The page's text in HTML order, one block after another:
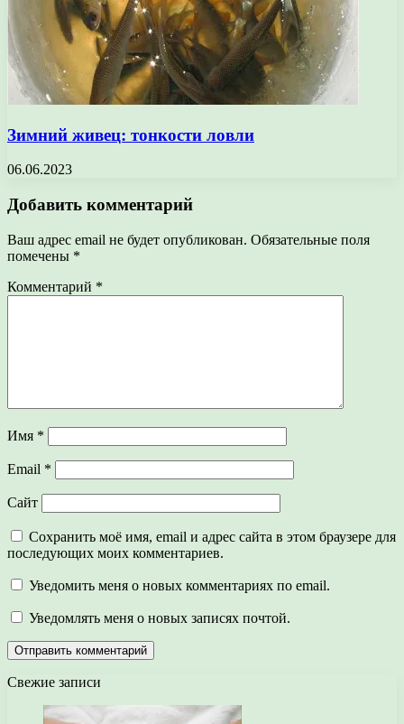
Зимний живец: тонкости ловли
06.06.2023
Добавить комментарий
Ваш адрес email не будет опубликован. Обязательные поля
помечены *
Комментарий *
Имя *
Email *
Сайт
Сохранить моё имя, email и адрес сайта в этом браузере для
последующих моих комментариев.
Уведомить меня о новых комментариях по email.
Уведомлять меня о новых записях почтой.
Свежие записи